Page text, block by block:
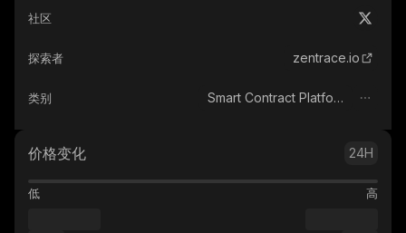
社区
探索者 zentrace.io
类别 Smart Contract Platform
价格变化 24H
低 高